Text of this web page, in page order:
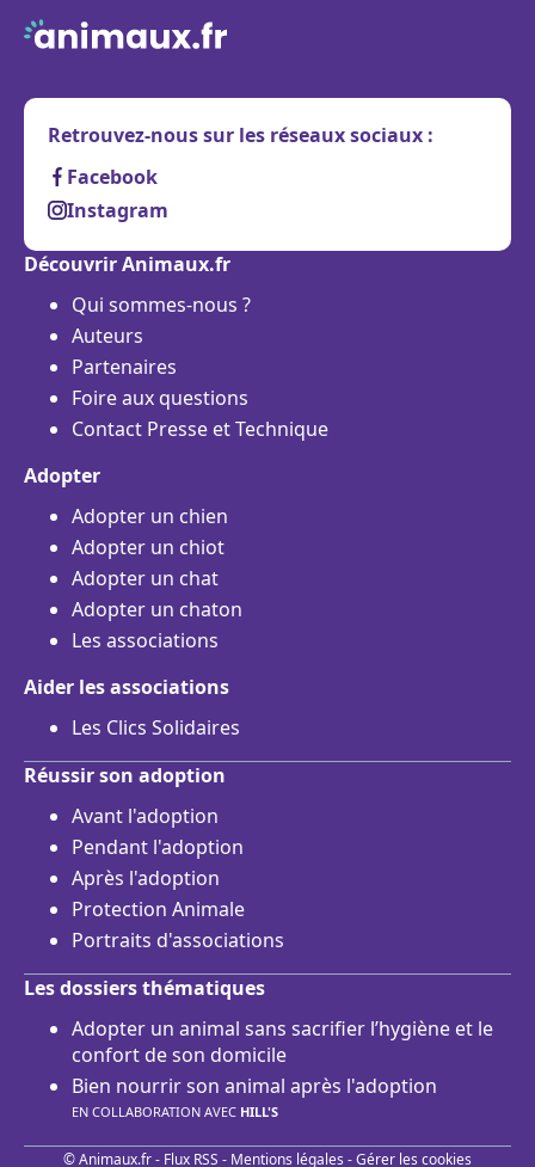
Retrouvez-nous sur les réseaux sociaux :
Facebook
Instagram
Découvrir Animaux.fr
Qui sommes-nous ?
Auteurs
Partenaires
Foire aux questions
Contact Presse et Technique
Adopter
Adopter un chien
Adopter un chiot
Adopter un chat
Adopter un chaton
Les associations
Aider les associations
Les Clics Solidaires
Réussir son adoption
Avant l'adoption
Pendant l'adoption
Après l'adoption
Protection Animale
Portraits d'associations
Les dossiers thématiques
Adopter un animal sans sacrifier l’hygiène et le
confort de son domicile
Bien nourrir son animal après l'adoption
EN COLLABORATION AVEC HILL'S
© Animaux.fr - Flux RSS - Mentions légales -Gérer les cookies